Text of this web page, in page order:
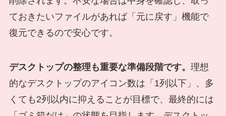
ておきたいファイルがあれば「元に戻す」機能で
復元できるので安心です。
デスクトップの整理も重要な準備段階です。 理想
的なデスクトップのアイコン数は「1列以下」、多
くても2列以内に抑えることが目標で、最終的には